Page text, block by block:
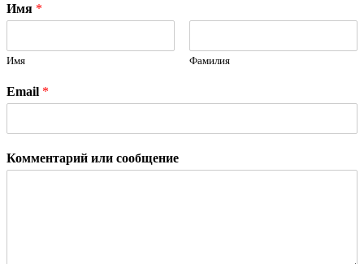
Имя *
Имя Фамилия
Email *
Комментарий или сообщение